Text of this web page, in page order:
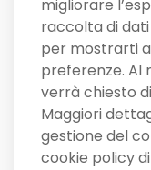
migliorare
raccolta di
per mostrarti
preferenze. Al
verrà chiesto
Maggiori
gestione del
cookie policy